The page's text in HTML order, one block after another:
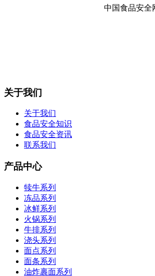
中国食品安全网
关于我们
关于我们
食品安全知识
食品安全资讯
联系我们
产品中心
犊牛系列
冻品系列
冰鲜系列
火锅系列
牛排系列
浇头系列
面点系列
面条系列
油炸裹面系列